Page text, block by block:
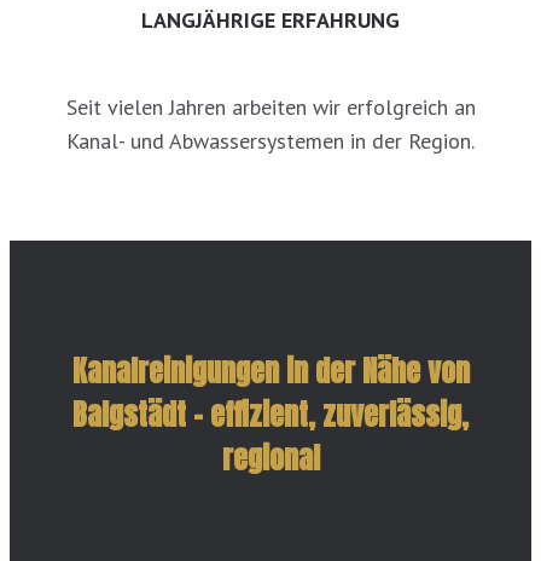
LANGJÄHRIGE ERFAHRUNG
Seit vielen Jahren arbeiten wir erfolgreich an
Kanal- und Abwassersystemen in der Region.
Kanalreinigungen in der Nähe von
Balgstädt – effizient, zuverlässig,
regional